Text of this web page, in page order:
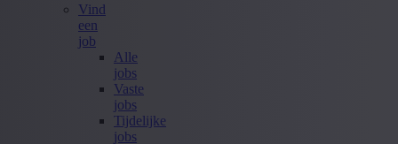
Vind
een
job
Alle
jobs
Vaste
jobs
Tijdelijke
jobs